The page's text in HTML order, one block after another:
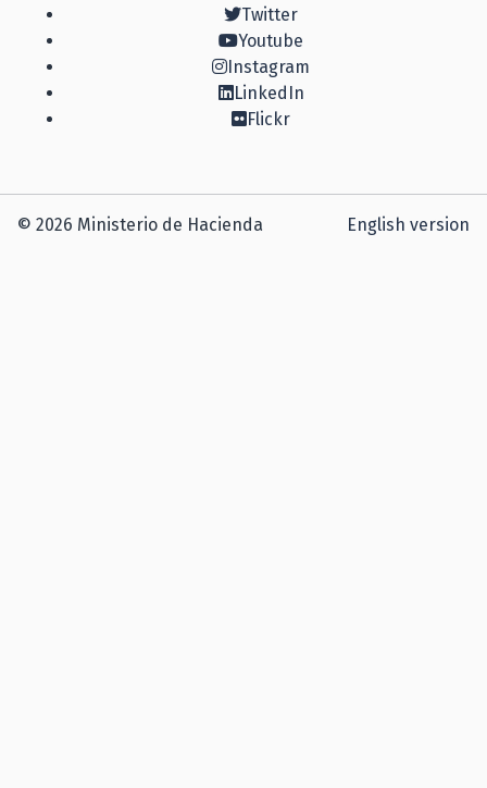
Twitter
Youtube
Instagram
LinkedIn
Flickr
© 2026 Ministerio de Hacienda English version